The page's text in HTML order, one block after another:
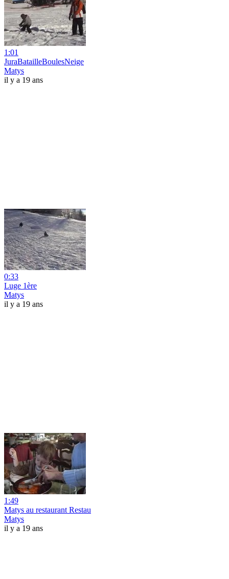
1:01
JuraBatailleBoulesNeige
Matys
il y a 19 ans
0:33
Luge 1ère
Matys
il y a 19 ans
1:49
Matys au restaurant Restau
Matys
il y a 19 ans